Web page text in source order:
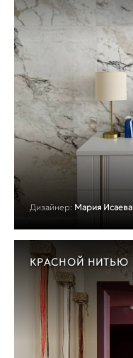
Дизайнер: Мария Исаева
КРАСНОЙ НИТЬЮ